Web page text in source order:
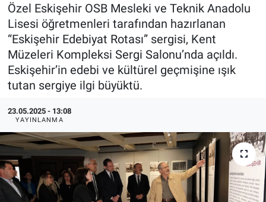
Özel Eskişehir OSB Mesleki ve Teknik Anadolu
Lisesi öğretmenleri tarafından hazırlanan
“Eskişehir Edebiyat Rotası” sergisi, Kent
Müzeleri Kompleksi Sergi Salonu’nda açıldı.
Eskişehir’in edebi ve kültürel geçmişine ışık
tutan sergiye ilgi büyüktü.
23.05.2025 - 13:08
YAYINLANMA
Dünya
Sağlık
Alış-Veriş/İş dünyası
Röportaj
Ekonomi
Kültür Sanat
Politika
Bilecik
Kütahya
Gezi
Son Dakika Haberleri
Haber Arşivi